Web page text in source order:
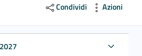
Condividi Azioni